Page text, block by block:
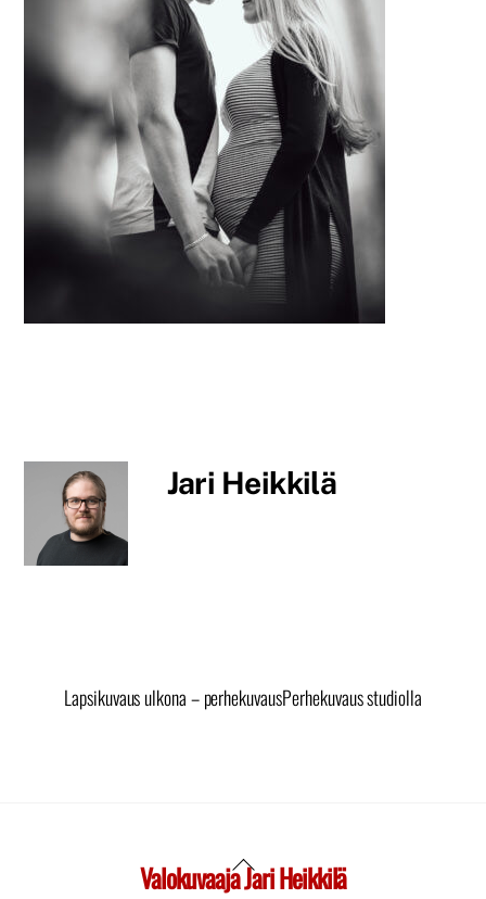
Jari Heikkilä
Lapsikuvaus ulkona – perhekuvausPerhekuvaus studiolla
Back
Valokuvaaja Jari Heikkilä